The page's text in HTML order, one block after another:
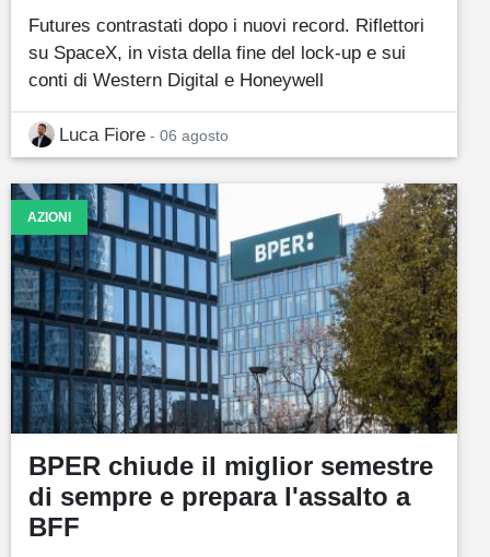
Futures contrastati dopo i nuovi record. Riflettori
su SpaceX, in vista della fine del lock-up e sui
conti di Western Digital e Honeywell
Luca Fiore - 06 agosto
AZIONI
BPER chiude il miglior semestre
di sempre e prepara l'assalto a
BFF